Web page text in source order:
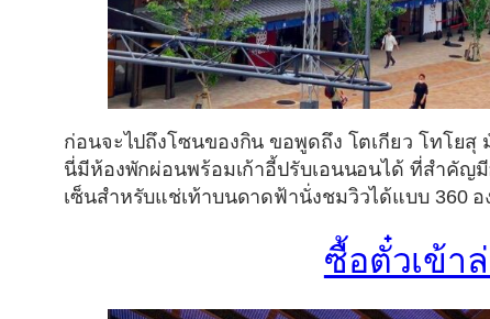
ก่อนจะไปถึงโซนของกิน ขอพูดถึง โตเกียว โทโยสุ
นี่มีห้องพักผ่อนพร้อมเก้าอี้ปรับเอนนอนได้ ที่สำคัญ
เซ็นสำหรับแช่เท้าบนดาดฟ้านั่งชมวิวได้แบบ 360 อ
ซื้อตั๋วเข้า